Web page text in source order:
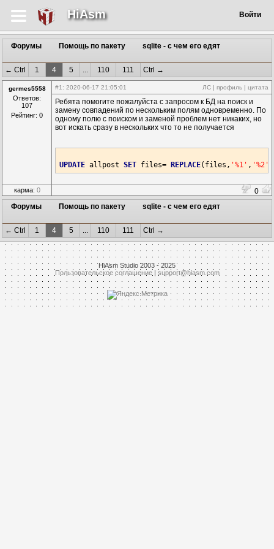
HiAsm Войти
Форумы Помощь по пакету sqlite - с чем его едят
← Ctrl 1 4 5 ... 110 111 Ctrl →
germes5558
Ответов:
107
Рейтинг: 0
#1 : 2020-06-17 21:05:01 ЛС | профиль | цитата
Ребята помогите пожалуйста с запросом к БД на поиск и
замену совпадений по нескольким полям одновременно. По
одному полю с поиском и заменой проблем нет никаких, но
вот искать сразу в нескольких что то не получается
UPDATE allpost SET files= REPLACE(files, '%1' , '%2'
карма: 0
0
Форумы
Помощь по пакету sqlite - с чем его едят
← Ctrl 1 4 5 ... 110 111 Ctrl →
HiAsm Studio 2003 - 2025
Пользовательское соглашение| support@hiasm.com